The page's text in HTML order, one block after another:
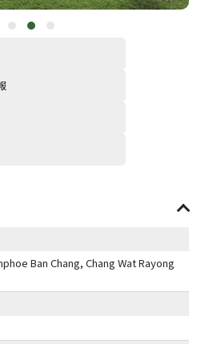
Ban Chang, Chang Wat Rayong